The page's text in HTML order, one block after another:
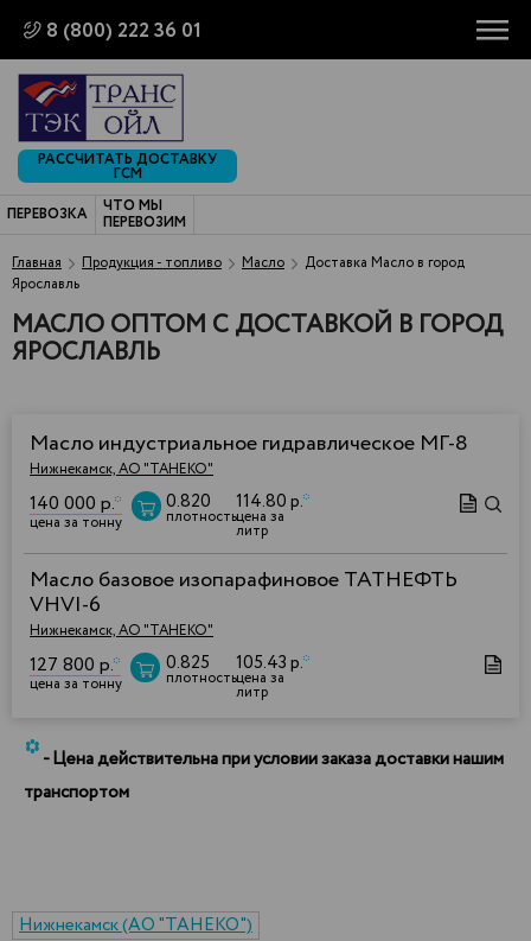
8 (800) 222 36 01
РАССЧИТАТЬ ДОСТАВКУ
ГСМ
ПЕРЕВОЗКА
ЧТО МЫ
ПЕРЕВОЗИМ
Главная
Продукция - топливо Масло
Доставка Масло в город
Ярославль
МАСЛО ОПТОМ С ДОСТАВКОЙ В ГОРОД
ЯРОСЛАВЛЬ
Масло индустриальное гидравлическое МГ-8
Нижнекамск, АО "ТАНЕКО"
140 000 р.*
цена за тонну
0.820
плотность
114.80 р.*
цена за
литр
Масло базовое изопарафиновое ТАТНЕФТЬ
VHVI-6
Нижнекамск, АО "ТАНЕКО"
127 800 р.*
цена за тонну
0.825
плотность
105.43 р.*
цена за
литр
*- Цена действительна при условии заказа доставки нашим
транспортом
Нижнекамск (АО "ТАНЕКО")